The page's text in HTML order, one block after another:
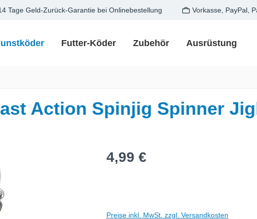
Tage Geld-Zurück-Garantie bei Onlinebestellung Vorkasse, PayPal,
Futter-Köder Zubehör Ausrüstung
Action Spinjig Spinner
Regulärer Preis:
4,99 €
Preise inkl. MwSt. zzgl. Versandkosten